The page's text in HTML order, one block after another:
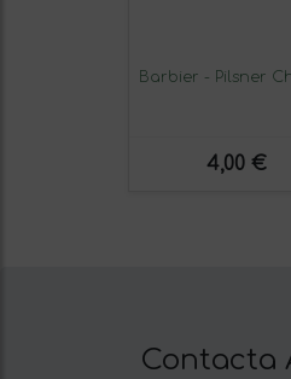
Barbier - Pilsner
4,00 €
Contacta